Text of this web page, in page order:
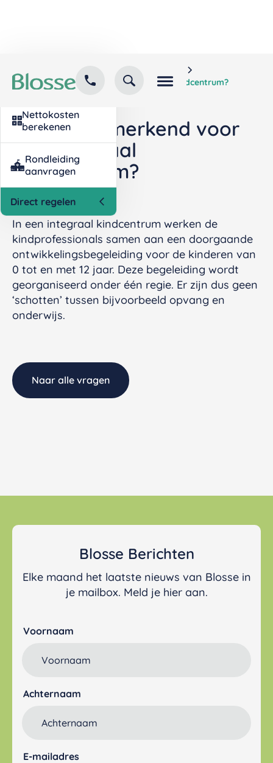
Kind inschrijven
opvang
Nettokosten
berekenen
Rondleiding
aanvragen
Direct regelen
Wat is kenmerkend voor een integraal kindcentrum?
Wat is kenmerkend voor
een integraal
kindcentrum?
In een integraal kindcentrum werken de
kindprofessionals samen aan een doorgaande
ontwikkelingsbegeleiding voor de kinderen van
0 tot en met 12 jaar. Deze begeleiding wordt
georganiseerd onder één regie. Er zijn dus geen
‘schotten’ tussen bijvoorbeeld opvang en
onderwijs.
Naar alle vragen
Blosse Berichten
Elke maand het laatste nieuws van Blosse in
je mailbox. Meld je hier aan.
Voornaam
Achternaam
E-mailadres